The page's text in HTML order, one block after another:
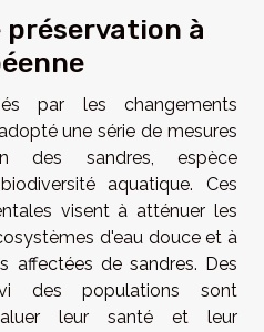
préservation à
par les changements
une série de mesures
des sandres, espèce
aquatique. Ces
visent à atténuer les
d'eau douce et à
affectées de sandres. Des
des populations sont
leur santé et leur